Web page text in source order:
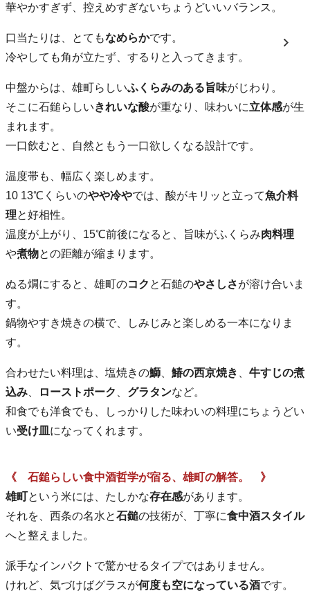
華やかすぎず、控えめすぎないちょうどいいバランス。
口当たりは、とてもなめらかです。
冷やしても角が立たず、するりと入ってきます。
中盤からは、雄町らしいふくらみのある旨味がじわり。
そこに石鎚らしいきれいな酸が重なり、味わいに立体感が生
まれます。
一口飲むと、自然ともう一口欲しくなる設計です。
温度帯も、幅広く楽しめます。
10 13℃くらいのやや冷やでは、酸がキリッと立って魚介料
理と好相性。
温度が上がり、15℃前後になると、旨味がふくらみ肉料理
や煮物との距離が縮まります。
ぬる燗にすると、雄町のコク と石鎚のやさしさが溶け合いま
す。
鍋物やすき焼きの横で、しみじみと楽しめる一本になりま
す。
合わせたい料理は、塩焼きの鰤 鰆の西京焼き
牛すじの煮
込み
ローストポーク グラタンなど。
和食でも洋食でも、しっかりした味わいの料理にちょうどい
い受け皿 になってくれます。
《 石鎚らしい食中酒哲学が宿る、雄町の解答。 》
雄町という米には、たしかな存在感があります。
それを、西条の名水と石鎚の技術が、丁寧に食中酒スタイル
へと整えました。
派手なインパクトで驚かせるタイプではありません。
けれど、気づけばグラスが何度も空になっている酒です。